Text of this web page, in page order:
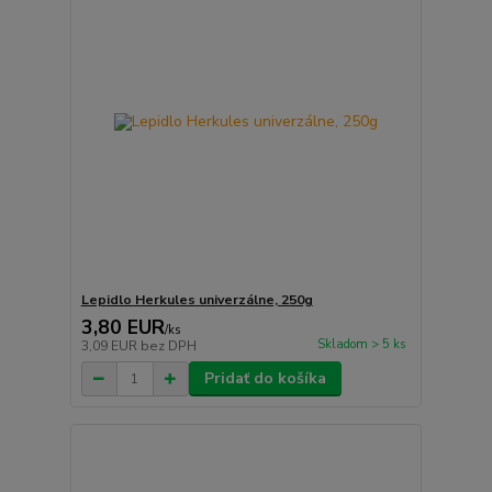
Lepidlo Herkules univerzálne, 250g
3,80 EUR/ks
3,09 EUR bez DPH Skladom > 5 ks
Pridať do košíka